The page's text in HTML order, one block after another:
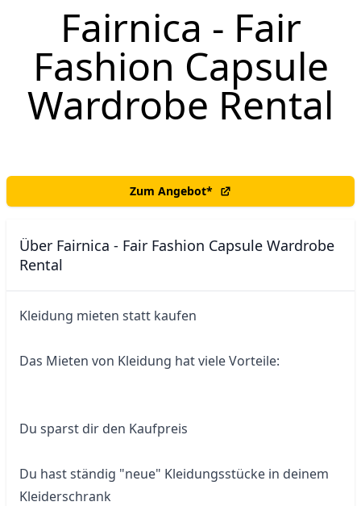
Fairnica - Fair
Fashion Capsule
Wardrobe Rental
Zum Angebot*
Über Fairnica - Fair Fashion Capsule Wardrobe
Rental
Kleidung mieten statt kaufen
Das Mieten von Kleidung hat viele Vorteile:
Du sparst dir den Kaufpreis
Du hast ständig "neue" Kleidungsstücke in deinem
Kleiderschrank